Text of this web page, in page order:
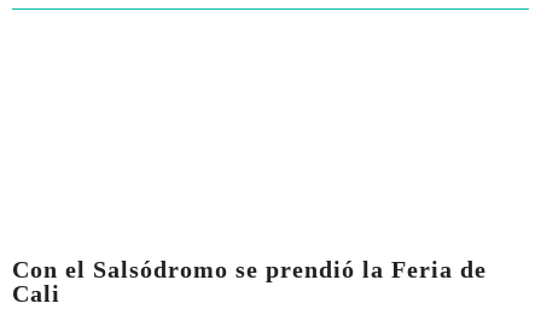
Con el Salsódromo se prendió la Feria de
Cali